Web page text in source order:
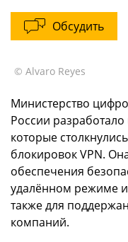
Обсудить
© Alvaro Reyes
Министерство
России
которые
блокировок VPN.
обеспечения
удалённом режиме
также для
компаний.